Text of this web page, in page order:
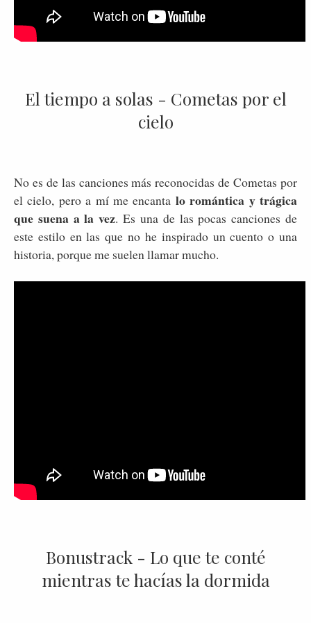
El tiempo a solas - Cometas por el
cielo
No es de las canciones más reconocidas de Cometas por
el cielo, pero a mí me encanta lo romántica y trágica
que suena a la vez. Es una de las pocas canciones de
este estilo en las que no he inspirado un cuento o una
historia, porque me suelen llamar mucho.
Bonustrack - Lo que te conté
mientras te hacías la dormida